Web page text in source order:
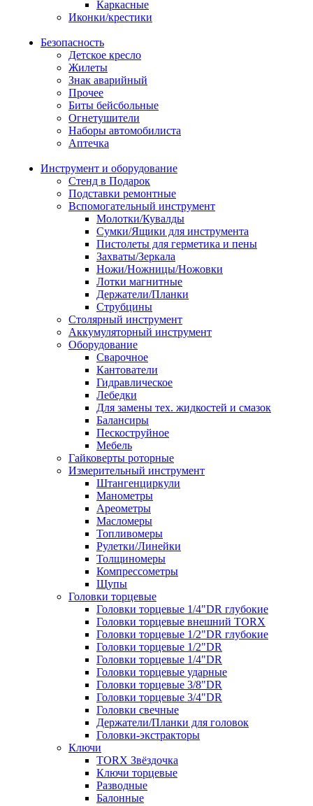
Каркасные
Иконки/крестики
Безопасность
Детское кресло
Жилеты
Знак аварийный
Прочее
Биты бейсбольные
Огнетушители
Наборы автомобилиста
Аптечка
Инструмент и оборудование
Стенд в Подарок
Подставки ремонтные
Вспомогательный инструмент
Молотки/Кувалды
Сумки/Ящики для инструмента
Пистолеты для герметика и пены
Захваты/Зеркала
Ножи/Ножницы/Ножовки
Лотки магнитные
Держатели/Планки
Струбцины
Столярный инструмент
Аккумуляторный инструмент
Оборудование
Сварочное
Кантователи
Гидравлическое
Лебедки
Для замены тех. жидкостей и смазок
Балансиры
Пескоструйное
Мебель
Гайковерты роторные
Измерительный инструмент
Штангенциркули
Манометры
Ареометры
Масломеры
Топливомеры
Рулетки/Линейки
Толщиномеры
Компрессометры
Щупы
Головки торцевые
Головки торцевые 1/4"DR глубокие
Головки торцевые внешний TORX
Головки торцевые 1/2"DR глубокие
Головки торцевые 1/2"DR
Головки торцевые 1/4"DR
Головки торцевые ударные
Головки торцевые 3/8"DR
Головки торцевые 3/4"DR
Головки свечные
Держатели/Планки для головок
Головки-экстракторы
Ключи
TORX Звёздочка
Ключи торцевые
Разводные
Балонные